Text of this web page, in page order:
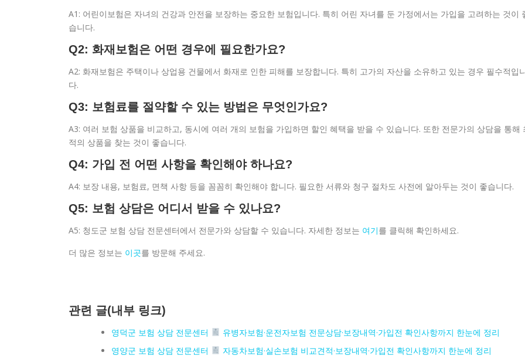
A1: 어린이보험은 자녀의 건강과 안전을 보장하는 중요한 보험입니다. 특히 어린 자녀를 둔 가정에서는 가입을 고려하는 것이
습니다.
Q2: 화재보험은 어떤 경우에 필요한가요?
A2: 화재보험은 주택이나 상업용 건물에서 화재로 인한 피해를 보장합니다. 특히 고가의 자산을 소유하고 있는 경우 필수적입
다.
Q3: 보험료를 절약할 수 있는 방법은 무엇인가요?
A3: 여러 보험 상품을 비교하고, 동시에 여러 개의 보험을 가입하면 할인 혜택을 받을 수 있습니다. 또한 전문가의 상담을 통해
적의 상품을 찾는 것이 좋습니다.
Q4: 가입 전 어떤 사항을 확인해야 하나요?
A4: 보장 내용, 보험료, 면책 사항 등을 꼼꼼히 확인해야 합니다. 필요한 서류와 청구 절차도 사전에 알아두는 것이 좋습니다.
Q5: 보험 상담은 어디서 받을 수 있나요?
A5: 청도군 보험 상담 전문센터에서 전문가와 상담할 수 있습니다. 자세한 정보는 여기를 클릭해 확인하세요.
더 많은 정보는 이곳를 방문해 주세요.
관련 글(내부 링크)
영덕군 보험 상담 전문센터
유병자보험·운전자보험 전문상담·보장내역·가입전 확인사항까지 한눈에 정리
영양군 보험 상담 전문센터
자동차보험·실손보험 비교견적·보장내역·가입전 확인사항까지 한눈에 정리